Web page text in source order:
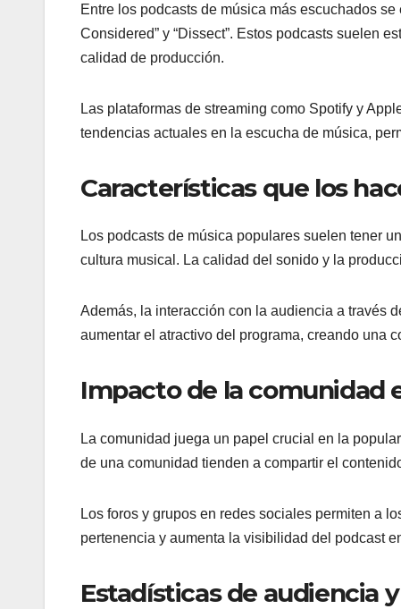
Entre los podcasts de música más escuchados
Considered” y “Dissect”. Estos podcasts suelen
calidad de producción.
Las plataformas de streaming como Spotify y
tendencias actuales en la escucha de música,
Características que los
Los podcasts de música populares suelen tener
cultura musical. La calidad del sonido y la
Además, la interacción con la audiencia a través
aumentar el atractivo del programa, creando una
Impacto de la comunidad
La comunidad juega un papel crucial en la
de una comunidad tienden a compartir el
Los foros y grupos en redes sociales permiten a
pertenencia y aumenta la visibilidad del podcast
Estadísticas de audiencia